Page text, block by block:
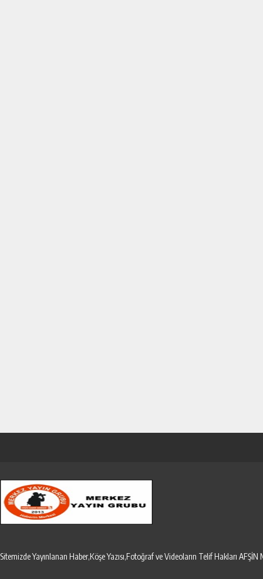
Sitemizde Yayınlanan Haber,Köşe Yazısı,Fotoğraf ve Videoların Telif Hakları